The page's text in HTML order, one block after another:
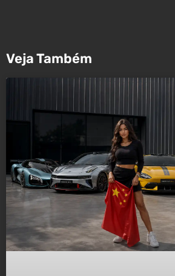
Veja Também